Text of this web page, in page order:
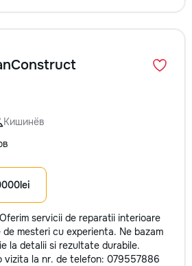
lei/m² Laminat –
brute – de la 1
la 2 500–7 000+
consultații și
gratuit
Soluții pentru orice
Reparații
Кишинёв
servicii de reparatii interioare
mesteri cu experienta. Ne bazam
la detalii si rezultate durabile.
vizita la nr. de telefon: 079557886